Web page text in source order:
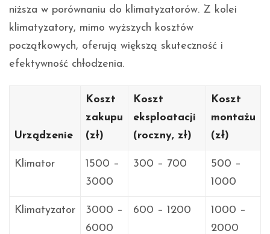
niższa w porównaniu do klimatyzatorów. Z kolei
klimatyzatory, mimo wyższych kosztów
początkowych, oferują większą skuteczność i
efektywność chłodzenia.
Urządzenie
Koszt
zakupu
(zł)
Koszt
eksploatacji
(roczny, zł)
Koszt
montażu
(zł)
Klimator
1500 –
3000
300 – 700
500 –
1000
Klimatyzator
3000 –
6000
600 – 1200
1000 –
2000